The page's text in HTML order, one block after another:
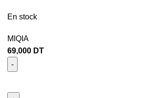
En stock
MIQIA
69,000 DT